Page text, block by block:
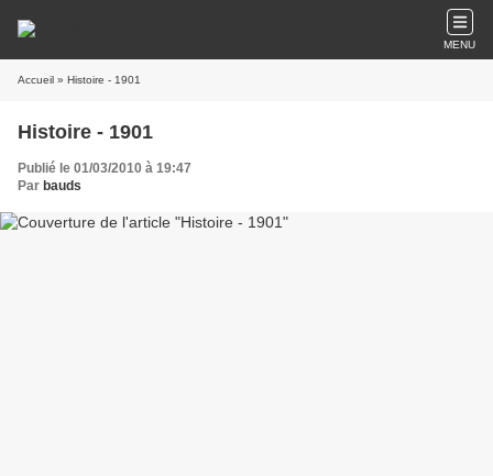
MENU
Accueil » Histoire - 1901
Histoire - 1901
Publié le 01/03/2010 à 19:47
Par bauds